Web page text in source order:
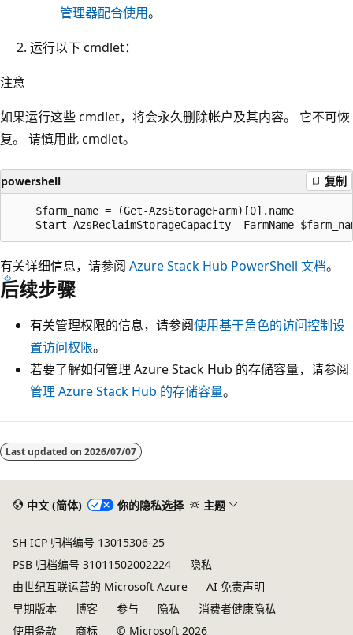
管理器配合使用。
运行以下 cmdlet：
注意
如果运行这些 cmdlet，将会永久删除帐户及其内容。 它不可恢
复。 请慎用此 cmdlet。
powershell 复制
    $farm_name = (Get-AzsStorageFarm)[0].name
有关详细信息，请参阅 Azure Stack Hub PowerShell 文档。
后续步骤
有关管理权限的信息，请参阅使用基于角色的访问控制设
置访问权限。
若要了解如何管理 Azure Stack Hub 的存储容量，请参阅
管理 Azure Stack Hub 的存储容量。
Last updated on 2026/07/07
中文 (简体) 你的隐私选择 主题
SH ICP 归档编号 13015306-25
PSB 归档编号 31011502002224
隐私
由世纪互联运营的 Microsoft Azure
AI 免责声明
早期版本
博客 参与 隐私
消费者健康隐私
使用条款
商标 © Microsoft 2026